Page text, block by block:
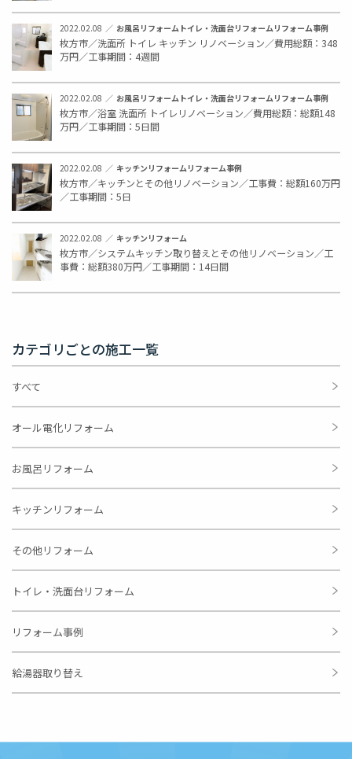
2022.02.08 お風呂リフォーム トイレ・洗面台リフォーム リフォーム事例
枚方市／洗面所 トイレ キッチン リノベーション／費用総額：348
万円／工事期間：4週間
2022.02.08 お風呂リフォーム トイレ・洗面台リフォーム リフォーム事例
枚方市／浴室 洗面所 トイレリノベーション／費用総額：総額148
万円／工事期間：5日間
2022.02.08 キッチンリフォーム リフォーム事例
枚方市／キッチンとその他リノベーション／工事費：総額160万円
／工事期間：5日
2022.02.08 キッチンリフォーム
枚方市／システムキッチン取り替えとその他リノベーション／工
事費：総額380万円／工事期間：14日間
カテゴリごとの施工一覧
すべて
オール電化リフォーム
お風呂リフォーム
キッチンリフォーム
その他リフォーム
トイレ・洗面台リフォーム
リフォーム事例
給湯器取り替え